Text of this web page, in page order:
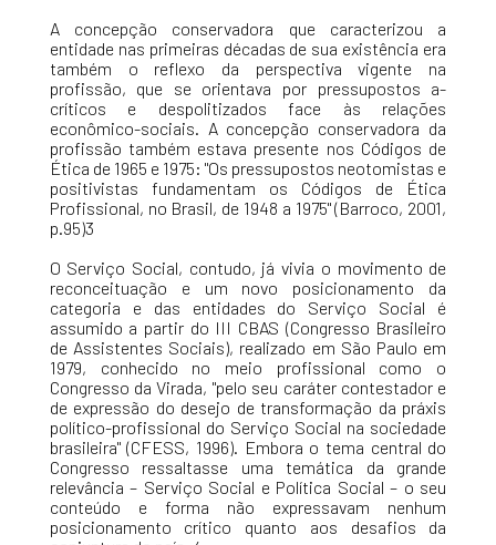
A concepção conservadora que caracterizou a
entidade nas primeiras décadas de sua existência era
também o reflexo da perspectiva vigente na
profissão, que se orientava por pressupostos a-
críticos e despolitizados face às relações
econômico-sociais. A concepção conservadora da
profissão também estava presente nos Códigos de
Ética de 1965 e 1975: "Os pressupostos neotomistas e
positivistas fundamentam os Códigos de Ética
Profissional, no Brasil, de 1948 a 1975" (Barroco, 2001,
p.95)3
O Serviço Social, contudo, já vivia o movimento de
reconceituação e um novo posicionamento da
categoria e das entidades do Serviço Social é
assumido a partir do III CBAS (Congresso Brasileiro
de Assistentes Sociais), realizado em São Paulo em
1979, conhecido no meio profissional como o
Congresso da Virada, "pelo seu caráter contestador e
de expressão do desejo de transformação da práxis
político-profissional do Serviço Social na sociedade
brasileira" (CFESS, 1996). Embora o tema central do
Congresso ressaltasse uma temática da grande
relevância – Serviço Social e Política Social – o seu
conteúdo e forma não expressavam nenhum
posicionamento crítico quanto aos desafios da